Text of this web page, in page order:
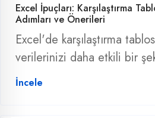
Excel İpuçları: Karşılaştırma
Adımları ve Önerileri
Excel'de karşılaştırma
verilerinizi daha etkili bir
İncele